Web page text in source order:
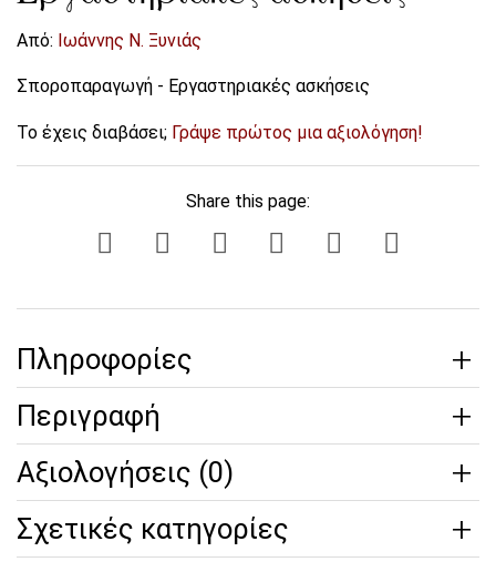
Από: Ιωάννης Ν. Ξυνιάς
Σποροπαραγωγή - Εργαστηριακές ασκήσεις
Το έχεις διαβάσει; Γράψε πρώτος μια αξιολόγηση!
Share this page:
Πληροφορίες
Περιγραφή
Αξιολογήσεις (0)
Σχετικές κατηγορίες